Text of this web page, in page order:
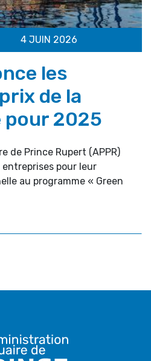
4 JUIN 2026
les
de la
pour 2025
de Prince Rupert (APPR)
pour leur
au programme « Green